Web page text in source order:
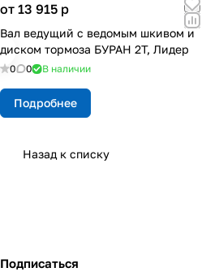
от 13 915 p
Вал ведущий с ведомым шкивом и
диском тормоза БУРАН 2Т, Лидер
0 0 В наличии
Подробнее
Назад к списку
Подписаться